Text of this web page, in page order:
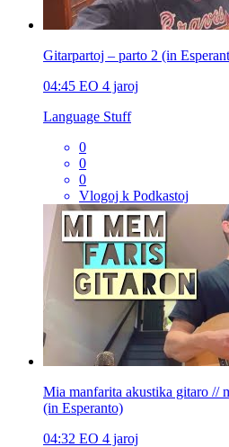
Gitarpartoj – parto 2 (in
04:45 EO 4 jaroj
Language Stuff
0
0
0
Vlogoj k Podkastoj
Mia manfarita akustika gitaro //
(in Esperanto)
04:32 EO 4 jaroj